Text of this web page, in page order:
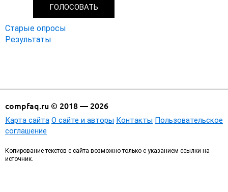
Старые опросы
Результаты
compfaq.ru © 2018 — 2026
Карта сайта О сайте и авторы Контакты Пользовательское
соглашение
Копирование текстов с сайта возможно только с указанием ссылки на
источник.